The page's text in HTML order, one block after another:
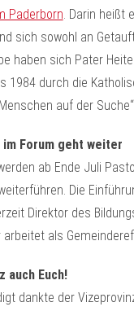
Paderborn. Darin heißt
sich sowohl an
haben sich Pater
1984 durch die
auf der
im Forum geht weiter
ab Ende Juli
Die
Direktor des
arbeitet als
auch Euch!
dankte der